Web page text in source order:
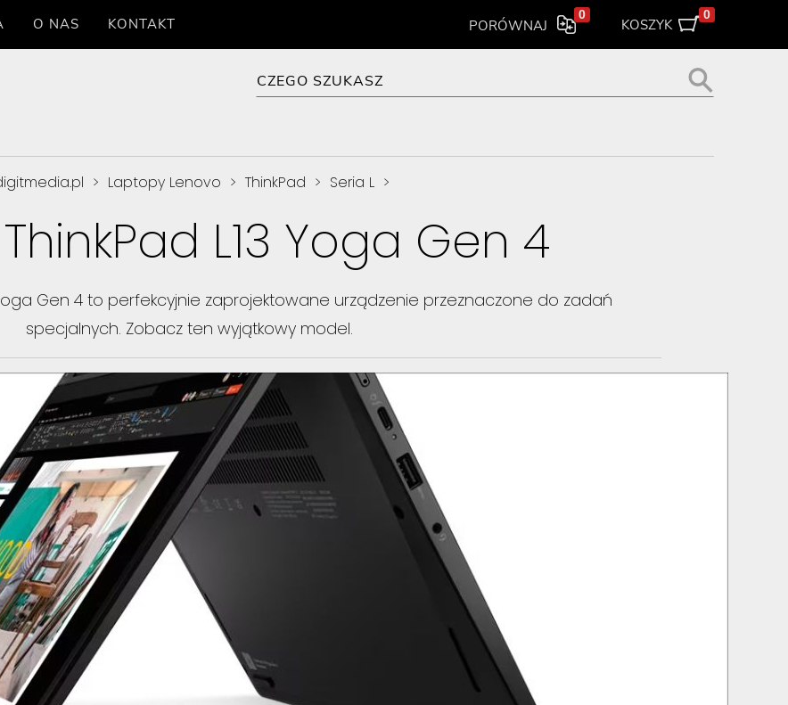
O NAS KONTAKT PORÓWNAJ
0
KOSZYK
0
> Laptopy Lenovo > ThinkPad > Seria L >
L13 Yoga Gen 4
Gen 4 to perfekcyjnie zaprojektowane urządzenie przeznaczone do zadań
specjalnych. Zobacz ten wyjątkowy model.